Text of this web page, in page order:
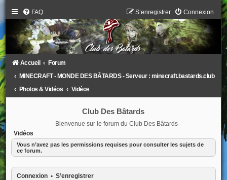
FAQ Connexion
S’enregistrer
Accueil
Forum
MINECRAFT - MONDE DES BÂTARDS - Serveur : minecraft.bastards.club
Photos & Vidéos
Vidéos
Club Des Bâtards
Bienvenue sur le forum du Club Des Bâtards
Vidéos
Vous n’avez pas les permissions requises pour consulter les sujets de
ce forum.
Connexion• S’enregistrer